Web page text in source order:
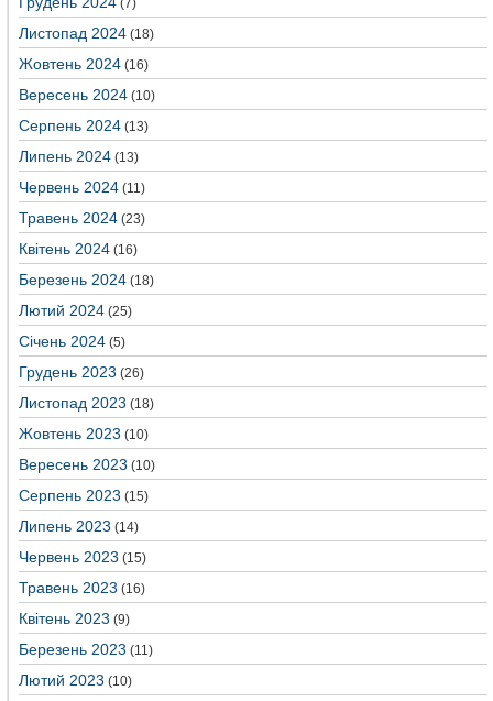
(7)
Листопад 2024 (18)
Жовтень 2024 (16)
Вересень 2024 (10)
Серпень 2024 (13)
Липень 2024 (13)
Червень 2024 (11)
Травень 2024 (23)
Квітень 2024 (16)
Березень 2024 (18)
Лютий 2024 (25)
Січень 2024 (5)
Грудень 2023 (26)
Листопад 2023 (18)
Жовтень 2023 (10)
Вересень 2023 (10)
Серпень 2023 (15)
Липень 2023 (14)
Червень 2023 (15)
Травень 2023 (16)
Квітень 2023 (9)
Березень 2023 (11)
Лютий 2023 (10)